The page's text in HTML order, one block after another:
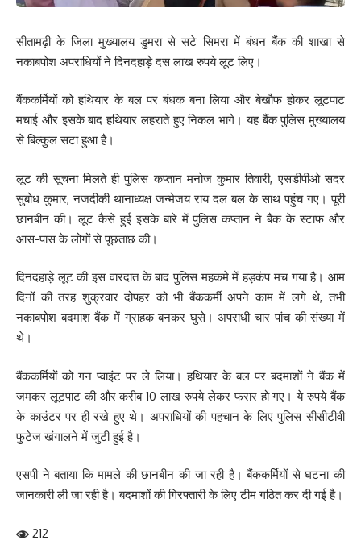
सीतामढ़ी के जिला मुख्यालय डुमरा से सटे सिमरा में बंधन बैंक की शाखा से
नकाबपोश अपराधियों ने दिनदहाड़े दस लाख रुपये लूट लिए।
बैंककर्मियों को हथियार के बल पर बंधक बना लिया और बेखौफ होकर लूटपाट
मचाई और इसके बाद हथियार लहराते हुए निकल भागे। यह बैंक पुलिस मुख्यालय
से बिल्कुल सटा हुआ है।
लूट की सूचना मिलते ही पुलिस कप्तान मनोज कुमार तिवारी, एसडीपीओ सदर
सुबोध कुमार, नजदीकी थानाध्यक्ष जन्मेजय राय दल बल के साथ पहुंच गए। पूरी
छानबीन की। लूट कैसे हुई इसके बारे में पुलिस कप्तान ने बैंक के स्टाफ और
आस-पास के लोगों से पूछताछ की।
दिनदहाड़े लूट की इस वारदात के बाद पुलिस महकमे में हड़कंप मच गया है। आम
दिनों की तरह शुक्रवार दोपहर को भी बैंककर्मी अपने काम में लगे थे, तभी
नकाबपोश बदमाश बैंक में ग्राहक बनकर घुसे। अपराधी चार-पांच की संख्या में
थे।
बैंककर्मियों को गन प्वाइंट पर ले लिया। हथियार के बल पर बदमाशों ने बैंक में
जमकर लूटपाट की और करीब 10 लाख रुपये लेकर फरार हो गए। ये रुपये बैंक
के काउंटर पर ही रखे हुए थे। अपराधियों की पहचान के लिए पुलिस सीसीटीवी
फुटेज खंगालने में जुटी हुई है।
एसपी ने बताया कि मामले की छानबीन की जा रही है। बैंककर्मियों से घटना की
जानकारी ली जा रही है। बदमाशों की गिरफ्तारी के लिए टीम गठित कर दी गई है।
212